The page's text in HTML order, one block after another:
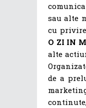
sau alte
cu
O ZI IN
alte
de a